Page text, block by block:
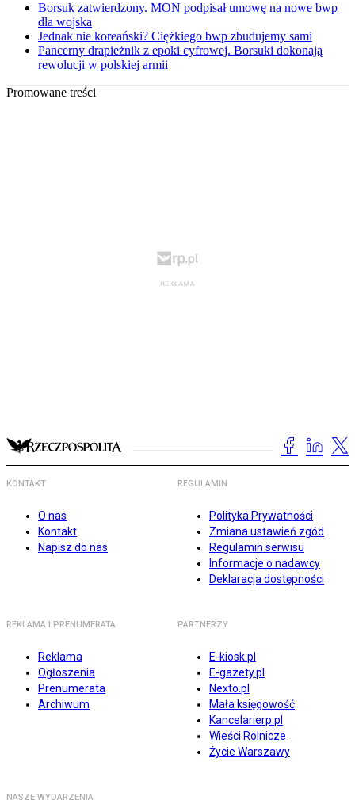
Borsuk zatwierdzony. MON podpisał umowę na nowe bwp
dla wojska
Jednak nie koreański? Ciężkiego bwp zbudujemy sami
Pancerny drapieżnik z epoki cyfrowej. Borsuki dokonają
rewolucji w polskiej armii
Promowane treści
KONTAKT
O nas
Kontakt
Napisz do nas
REGULAMIN
Polityka Prywatności
Zmiana ustawień zgód
Regulamin serwisu
Informacje o nadawcy
Deklaracja dostępności
REKLAMA I PRENUMERATA
Reklama
Ogłoszenia
Prenumerata
Archiwum
PARTNERZY
E-kiosk.pl
E-gazety.pl
Nexto.pl
Mała księgowość
Kancelarierp.pl
Wieści Rolnicze
Życie Warszawy
NASZE WYDARZENIA